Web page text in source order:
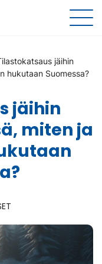
jäihin
hukutaan Suomessa?
jäihin
miten ja